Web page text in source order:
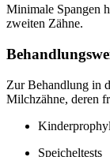
Minimale Spangen
zweiten Zähne.
Zur Behandlung in
Milchzähne, deren
Speicheltests